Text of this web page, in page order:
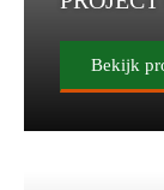
Bekijk